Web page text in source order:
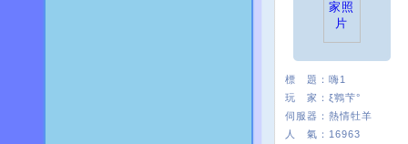
標 題： 嗨1
玩 家： ξ鸋芐°
伺服器： 熱情牡羊
人 氣： 16963